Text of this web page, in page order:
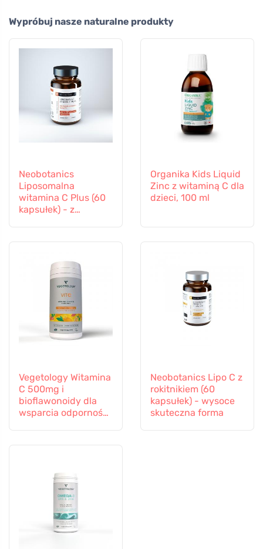
Wypróbuj nasze naturalne produkty
Neobotanics
Liposomalna
witamina C Plus (60
kapsułek) - z
Organika Kids Liquid
Zinc z witaminą C dla
dzieci, 100 ml
Vegetology Witamina
C 500mg i
bioflawonoidy dla
wsparcia odporności,
Neobotanics Lipo C z
rokitnikiem (60
kapsułek) - wysoce
skuteczna forma